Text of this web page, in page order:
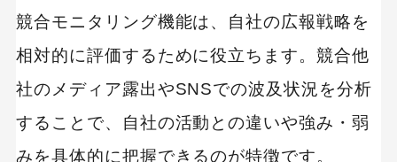
競合モニタリング機能は、自社の広報戦略を
相対的に評価するために役立ちます。競合他
社のメディア露出やSNSでの波及状況を分析
することで、自社の活動との違いや強み・弱
みを具体的に把握できるのが特徴です。